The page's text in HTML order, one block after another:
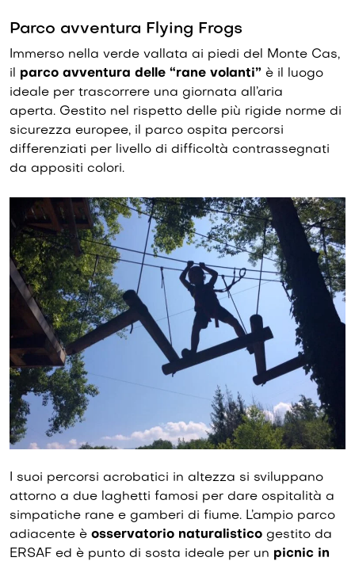
Parco avventura Flying Frogs
Immerso nella verde vallata ai piedi del Monte Cas,
il parco avventura delle “rane volanti” è il luogo
ideale per trascorrere una giornata all’aria
aperta. Gestito nel rispetto delle più rigide norme di
sicurezza europee, il parco ospita percorsi
differenziati per livello di difficoltà contrassegnati
da appositi colori.
I suoi percorsi acrobatici in altezza si sviluppano
attorno a due laghetti famosi per dare ospitalità a
simpatiche rane e gamberi di fiume. L’ampio parco
adiacente è osservatorio naturalistico gestito da
ERSAF ed è punto di sosta ideale per un picnic in